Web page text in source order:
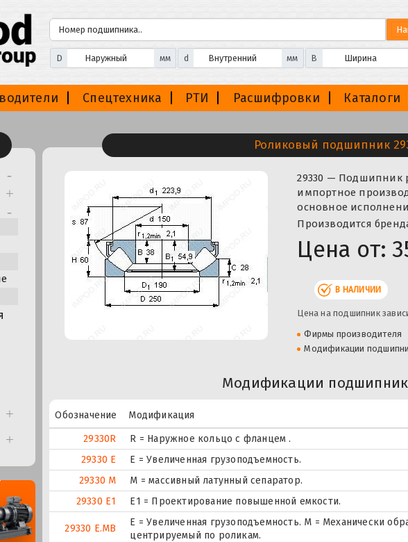
D мм d мм B
Спецтехника РТИ Расшифровки Каталоги
Роликовый подшипник
29330 — Подшипник
импортное
основное
Производится
Цена от:
В НАЛИЧИИ
Цена на подшипник
Фирмы производителя
Модификации
Модификации
Обозначение
Модификация
29330R
R = Наружное кольцо с фланцем .
29330 E
Е = Увеличенная грузоподъемность.
29330 M
M = массивный латунный сепаратор.
29330 E1
E1 = Проектирование повышенной емкости.
29330 E.MB
E = Увеличенная грузоподъемность. М = Механически
центрируемый по роликам.